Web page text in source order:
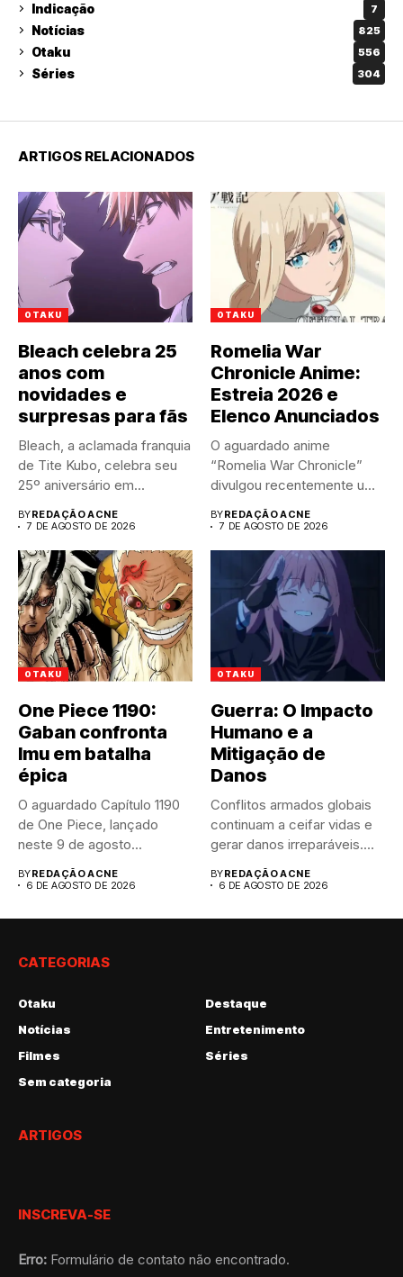
Indicação 7
Notícias 825
Otaku 556
Séries 304
ARTIGOS RELACIONADOS
OTAKU
Bleach celebra 25
anos com
novidades e
surpresas para fãs
Bleach, a aclamada franquia
de Tite Kubo, celebra seu
25º aniversário em...
BYREDAÇÃO ACNE
7 DE AGOSTO DE 2026
OTAKU
Romelia War
Chronicle Anime:
Estreia 2026 e
Elenco Anunciados
O aguardado anime
“Romelia War Chronicle”
divulgou recentemente um
trailer impactante,
revelando...
BYREDAÇÃO ACNE
7 DE AGOSTO DE 2026
OTAKU
One Piece 1190:
Gaban confronta
Imu em batalha
épica
O aguardado Capítulo 1190
de One Piece, lançado
neste 9 de agosto...
BYREDAÇÃO ACNE
6 DE AGOSTO DE 2026
OTAKU
Guerra: O Impacto
Humano e a
Mitigação de
Danos
Conflitos armados globais
continuam a ceifar vidas e
gerar danos irreparáveis.
BYREDAÇÃO ACNE
6 DE AGOSTO DE 2026
CATEGORIAS
Otaku
Destaque
Notícias
Entretenimento
Filmes
Séries
Sem categoria
ARTIGOS
INSCREVA-SE
Erro: Formulário de contato não encontrado.